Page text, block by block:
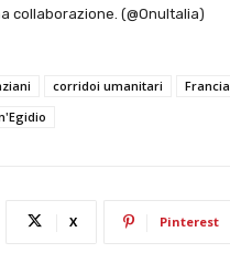
collaborazione. (@OnuItalia)
corridoi umanitari Francia
X Pinterest